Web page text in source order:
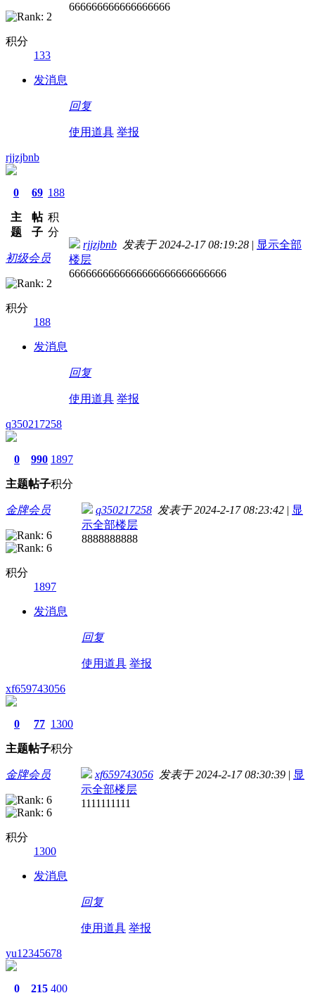
积分
133
发消息
666666666666666666
回复
使用道具 举报
rjjzjbnb
0
主
题
69
帖
子
188
积
分
初级会员
积分
188
发消息
rjjzjbnb 发表于 2024-2-17 08:19:28 | 显示全部
楼层
6666666666666666666666666666
回复
使用道具 举报
q350217258
0
主题
990
帖子
1897
积分
金牌会员
积分
1897
发消息
q350217258 发表于 2024-2-17 08:23:42 | 显
示全部楼层
8888888888
回复
使用道具 举报
xf659743056
0
主题
77
帖子
1300
积分
金牌会员
积分
1300
发消息
xf659743056 发表于 2024-2-17 08:30:39 | 显
示全部楼层
1111111111
回复
使用道具 举报
yu12345678
0 215 400